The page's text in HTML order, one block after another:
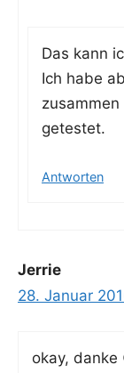
Das kann
Ich habe
getestet.
Antworten
Jerrie
28. Januar
okay, dan­ke